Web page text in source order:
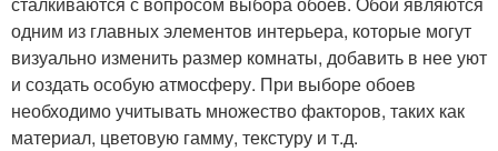
одним из главных элементов интерьера, которые могут
визуально изменить размер комнаты, добавить в нее уют
и создать особую атмосферу. При выборе обоев
необходимо учитывать множество факторов, таких как
материал, цветовую гамму, текстуру и т.д.